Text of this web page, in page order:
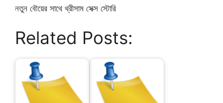
নতুন বৌয়ের সাথে থ্রীসাম সেক্স স্টোরি
Related Posts: